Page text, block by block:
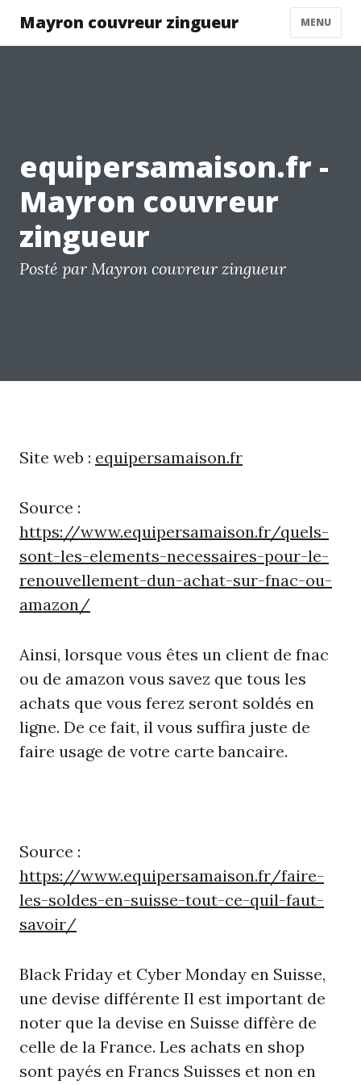
Mayron couvreur zingueur MENU
equipersamaison.fr -
Mayron couvreur
zingueur
Posté par Mayron couvreur zingueur
Site web : equipersamaison.fr
Source :
https://www.equipersamaison.fr/quels-
sont-les-elements-necessaires-pour-le-
renouvellement-dun-achat-sur-fnac-ou-
amazon/
Ainsi, lorsque vous êtes un client de fnac
ou de amazon vous savez que tous les
achats que vous ferez seront soldés en
ligne. De ce fait, il vous suffira juste de
faire usage de votre carte bancaire.
Source :
https://www.equipersamaison.fr/faire-
les-soldes-en-suisse-tout-ce-quil-faut-
savoir/
Black Friday et Cyber Monday en Suisse,
une devise différente Il est important de
noter que la devise en Suisse diffère de
celle de la France. Les achats en shop
sont payés en Francs Suisses et non en